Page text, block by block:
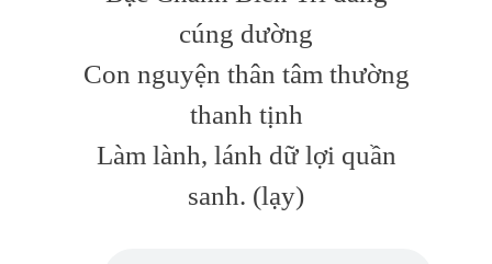
cúng dường
Con nguyện thân tâm thường
thanh tịnh
Làm lành, lánh dữ lợi quần
sanh. (lạy)